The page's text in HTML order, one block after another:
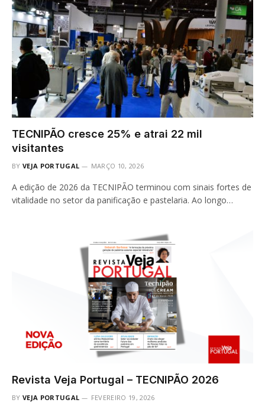
TECNIPÃO cresce 25% e atrai 22 mil
visitantes
BY VEJA PORTUGAL MARÇO 10, 2026
A edição de 2026 da TECNIPÃO terminou com sinais fortes de
vitalidade no setor da panificação e pastelaria. Ao longo…
Revista Veja Portugal – TECNIPÃO 2026
BY VEJA PORTUGAL FEVEREIRO 19, 2026